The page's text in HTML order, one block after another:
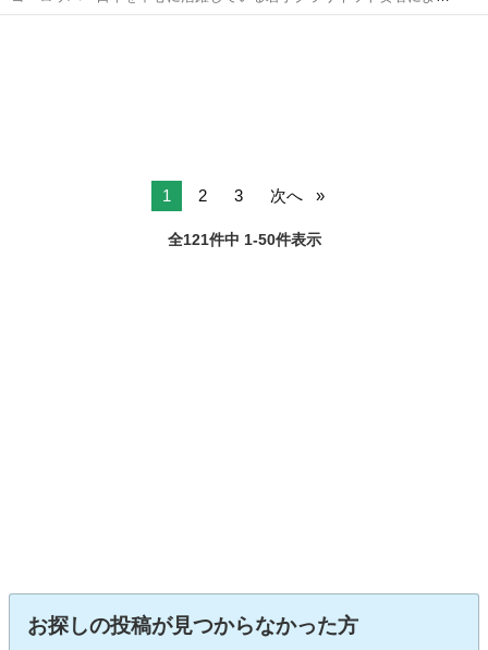
プライベートレッスン！ 学校や趣味でクラリネットを演奏される方か
1 2 3 次へ
全121件中 1-50件表示
お探しの投稿が見つからなかった方